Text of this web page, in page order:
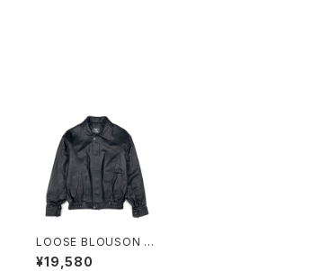
LOOSE BLOUSON J
ACKET
¥19,580